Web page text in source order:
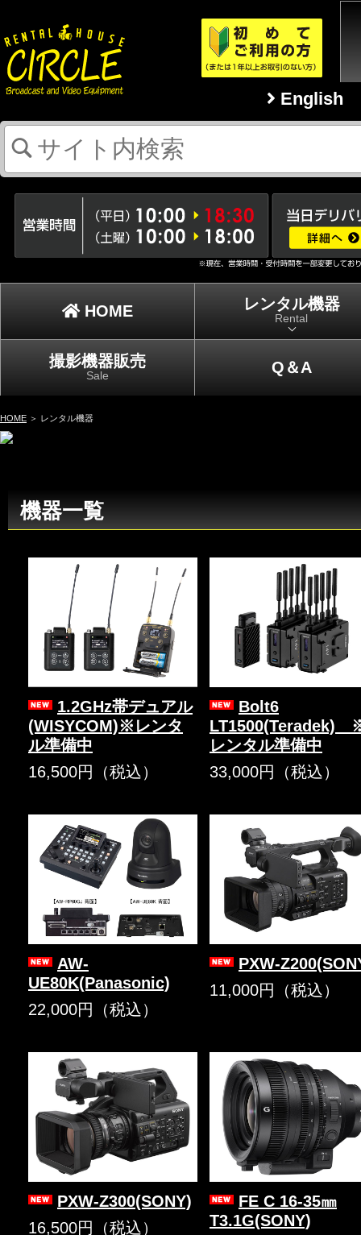
English
HOME レンタル機器
Rental
撮影機器販売
Sale Q＆A
HOME ＞ レンタル機器
機器一覧
1.2GHz帯デュアル
(WISYCOM)※レンタ
ル準備中
16,500円（税込）
Bolt6
LT1500(Teradek)
レンタル準備中
33,000円（税込）
AW-
UE80K(Panasonic)
22,000円（税込）
PXW-
11,000円（税込）
PXW-Z300(SONY)
16,500円（税込）
FE C 16-35㎜
T3.1G(SONY)